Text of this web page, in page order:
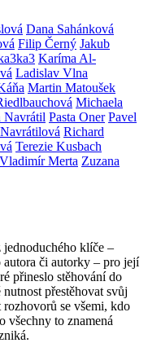
Dana Sahánková
Filip Černý Jakub
Karíma Al-
Ladislav Vlna
Martin Matoušek
Michaela
Navrátil Pasta Oner Pavel
Richard
Terezie Kusbach
Vladimír Merta Zuzana
klíče –
autora či autorky – pro její
přineslo stěhování do
přestěhovat svůj
se všemi, kdo
všechny to znamená